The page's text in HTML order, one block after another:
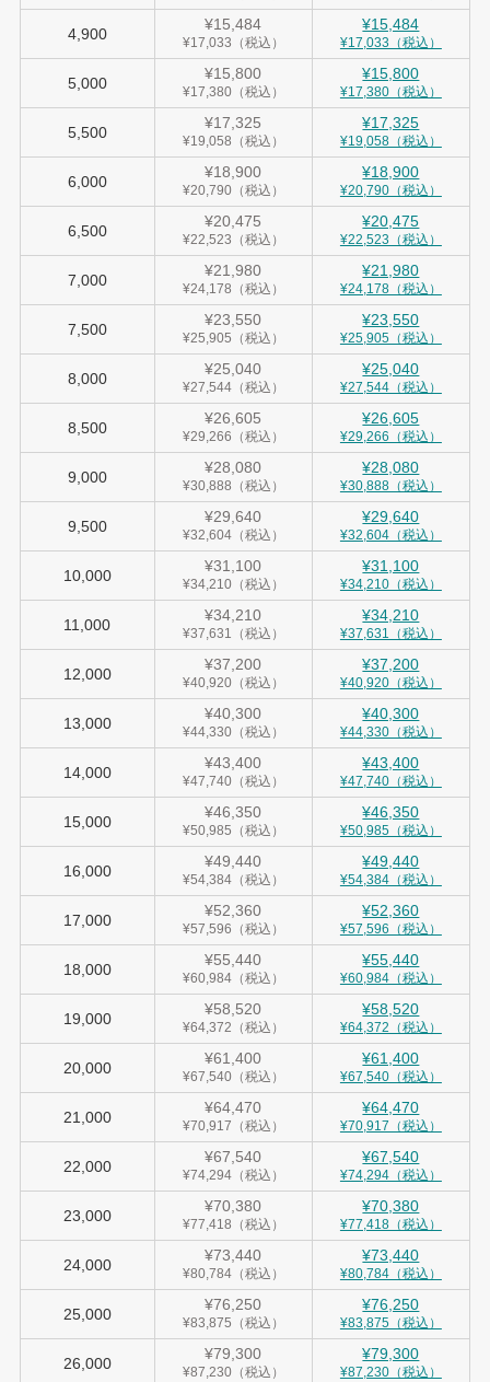
4,900
¥15,484
¥17,033（税込）
¥15,484
¥17,033（税込）
5,000
¥15,800
¥17,380（税込）
¥15,800
¥17,380（税込）
5,500
¥17,325
¥19,058（税込）
¥17,325
¥19,058（税込）
6,000
¥18,900
¥20,790（税込）
¥18,900
¥20,790（税込）
6,500
¥20,475
¥22,523（税込）
¥20,475
¥22,523（税込）
7,000
¥21,980
¥24,178（税込）
¥21,980
¥24,178（税込）
7,500
¥23,550
¥25,905（税込）
¥23,550
¥25,905（税込）
8,000
¥25,040
¥27,544（税込）
¥25,040
¥27,544（税込）
8,500
¥26,605
¥29,266（税込）
¥26,605
¥29,266（税込）
9,000
¥28,080
¥30,888（税込）
¥28,080
¥30,888（税込）
9,500
¥29,640
¥32,604（税込）
¥29,640
¥32,604（税込）
10,000
¥31,100
¥34,210（税込）
¥31,100
¥34,210（税込）
11,000
¥34,210
¥37,631（税込）
¥34,210
¥37,631（税込）
12,000
¥37,200
¥40,920（税込）
¥37,200
¥40,920（税込）
13,000
¥40,300
¥44,330（税込）
¥40,300
¥44,330（税込）
14,000
¥43,400
¥47,740（税込）
¥43,400
¥47,740（税込）
15,000
¥46,350
¥50,985（税込）
¥46,350
¥50,985（税込）
16,000
¥49,440
¥54,384（税込）
¥49,440
¥54,384（税込）
17,000
¥52,360
¥57,596（税込）
¥52,360
¥57,596（税込）
18,000
¥55,440
¥60,984（税込）
¥55,440
¥60,984（税込）
19,000
¥58,520
¥64,372（税込）
¥58,520
¥64,372（税込）
20,000
¥61,400
¥67,540（税込）
¥61,400
¥67,540（税込）
21,000
¥64,470
¥70,917（税込）
¥64,470
¥70,917（税込）
22,000
¥67,540
¥74,294（税込）
¥67,540
¥74,294（税込）
23,000
¥70,380
¥77,418（税込）
¥70,380
¥77,418（税込）
24,000
¥73,440
¥80,784（税込）
¥73,440
¥80,784（税込）
25,000
¥76,250
¥83,875（税込）
¥76,250
¥83,875（税込）
26,000
¥79,300
¥87,230（税込）
¥79,300
¥87,230（税込）